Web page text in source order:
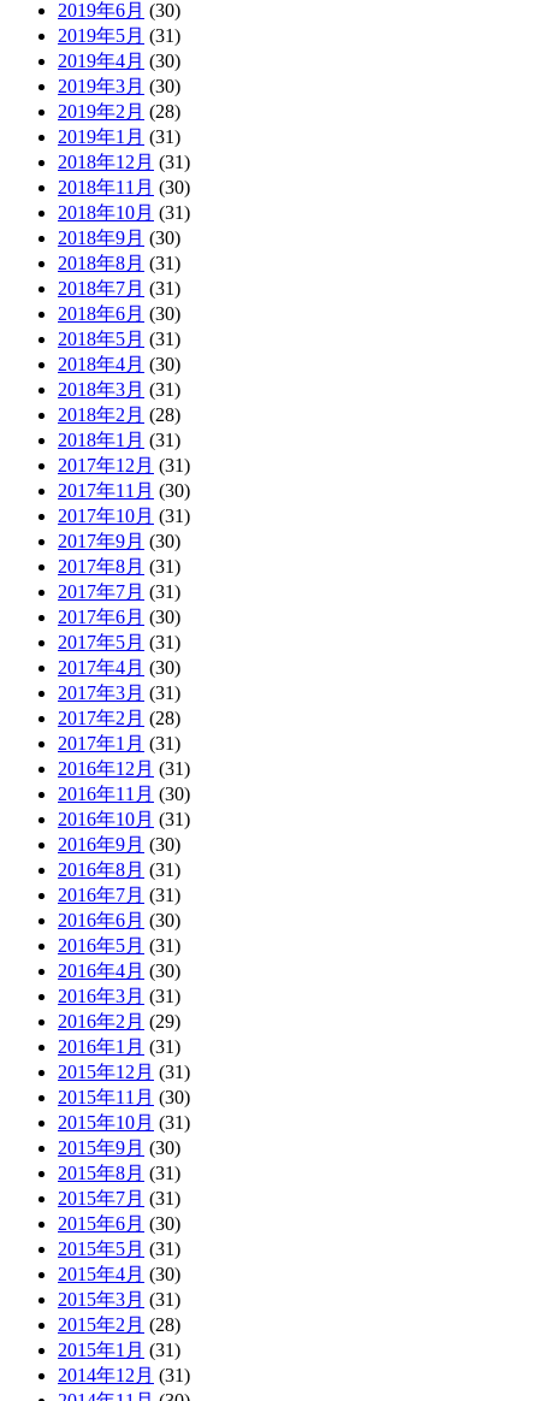
2019年6月 (30)
2019年5月 (31)
2019年4月 (30)
2019年3月 (30)
2019年2月 (28)
2019年1月 (31)
2018年12月 (31)
2018年11月 (30)
2018年10月 (31)
2018年9月 (30)
2018年8月 (31)
2018年7月 (31)
2018年6月 (30)
2018年5月 (31)
2018年4月 (30)
2018年3月 (31)
2018年2月 (28)
2018年1月 (31)
2017年12月 (31)
2017年11月 (30)
2017年10月 (31)
2017年9月 (30)
2017年8月 (31)
2017年7月 (31)
2017年6月 (30)
2017年5月 (31)
2017年4月 (30)
2017年3月 (31)
2017年2月 (28)
2017年1月 (31)
2016年12月 (31)
2016年11月 (30)
2016年10月 (31)
2016年9月 (30)
2016年8月 (31)
2016年7月 (31)
2016年6月 (30)
2016年5月 (31)
2016年4月 (30)
2016年3月 (31)
2016年2月 (29)
2016年1月 (31)
2015年12月 (31)
2015年11月 (30)
2015年10月 (31)
2015年9月 (30)
2015年8月 (31)
2015年7月 (31)
2015年6月 (30)
2015年5月 (31)
2015年4月 (30)
2015年3月 (31)
2015年2月 (28)
2015年1月 (31)
2014年12月 (31)